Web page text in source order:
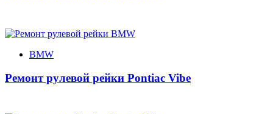
BMW
Ремонт рулевой рейки Pontiac Vibe